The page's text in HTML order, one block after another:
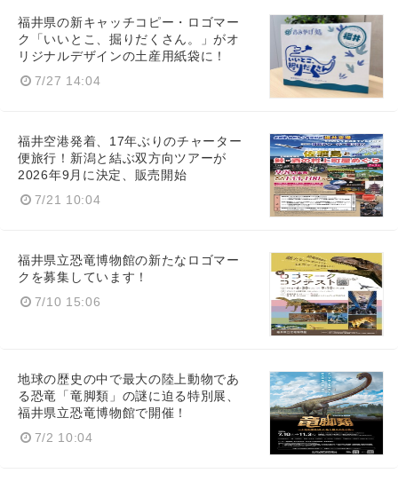
福井県の新キャッチコピー・ロゴマー
ク「いいとこ、掘りだくさん。」がオ
リジナルデザインの土産用紙袋に！
7/27 14:04
福井空港発着、17年ぶりのチャーター
便旅行！新潟と結ぶ双方向ツアーが
2026年9月に決定、販売開始
7/21 10:04
福井県立恐竜博物館の新たなロゴマー
クを募集しています！
7/10 15:06
地球の歴史の中で最大の陸上動物であ
る恐竜「竜脚類」の謎に迫る特別展、
福井県立恐竜博物館で開催！
7/2 10:04